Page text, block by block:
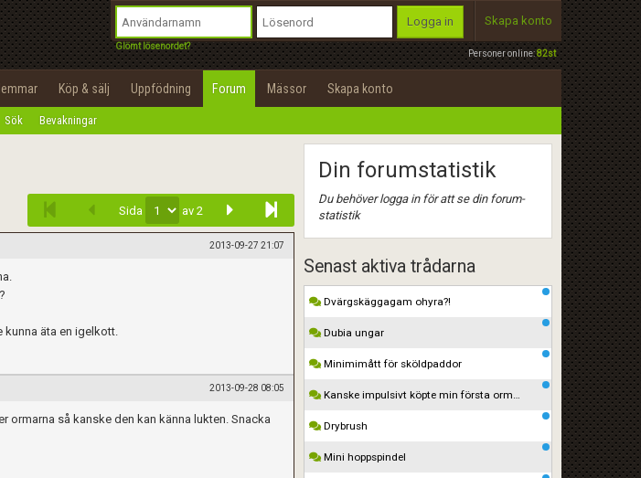
Personer online:82st
Logga in
Glömt lösenordet?
Skapa konto
Köp & sälj Uppfödning Forum Mässor Skapa konto
Sök Bevakningar
Sida av 2
2013-09-27 21:07
kunna äta en igelkott.
2013-09-28 08:05
ormarna så kanske den kan känna lukten. Snacka
Din forumstatistik
Du behöver logga in för att se din forum-
statistik
Senast aktiva trådarna
Dvärgskäggagam ohyra?!
Dubia ungar
Minimimått för sköldpaddor
Kanske impulsivt köpte min första orm…
Drybrush
Mini hoppspindel
Infoga
100%
OK
Privacy Policy
konto
Tillbaka till förstasidan